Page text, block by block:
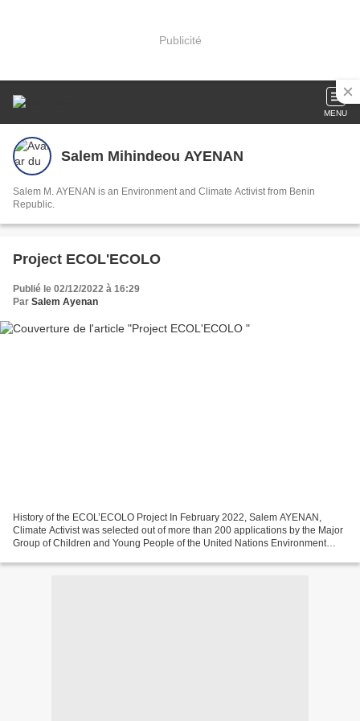
Publicité
MENU
Salem Mihindeou AYENAN
Salem M. AYENAN is an Environment and Climate Activist from Benin
Republic.
Project ECOL'ECOLO
Publié le 02/12/2022 à 16:29
Par Salem Ayenan
History of the ECOL’ECOLO Project In February 2022, Salem AYENAN,
Climate Activist was selected out of more than 200 applications by the Major
Group of Children and Young People of the United Nations Environment